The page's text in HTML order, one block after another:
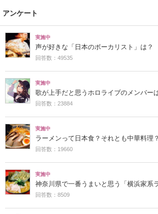
アンケート
実施中
声が好きな「日本のボーカリスト」は？
回答数：49535
実施中
歌が上手だと思うホロライブのメンバー
回答数：23884
実施中
ラーメンって日本食？それとも中華料理？
回答数：19660
実施中
神奈川県で一番うまいと思う「横浜家系
回答数：8509